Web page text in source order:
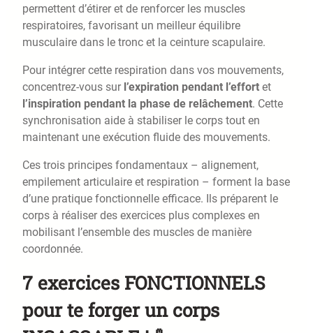
permettent d’étirer et de renforcer les muscles
respiratoires, favorisant un meilleur équilibre
musculaire dans le tronc et la ceinture scapulaire.
Pour intégrer cette respiration dans vos mouvements,
concentrez-vous sur l’expiration pendant l’effort et
l’inspiration pendant la phase de relâchement. Cette
synchronisation aide à stabiliser le corps tout en
maintenant une exécution fluide des mouvements.
Ces trois principes fondamentaux – alignement,
empilement articulaire et respiration – forment la base
d’une pratique fonctionnelle efficace. Ils préparent le
corps à réaliser des exercices plus complexes en
mobilisant l’ensemble des muscles de manière
coordonnée.
7 exercices FONCTIONNELS
pour te forger un corps